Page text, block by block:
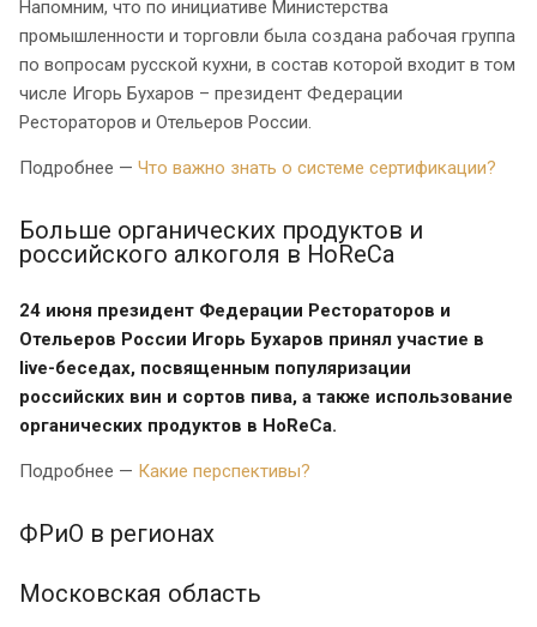
Напомним, что по инициативе Министерства
промышленности и торговли была создана рабочая группа
по вопросам русской кухни, в состав которой входит в том
числе Игорь Бухаров – президент Федерации
Рестораторов и Отельеров России.
Подробнее — Что важно знать о системе сертификации?
Больше органических продуктов и
российского алкоголя в HoReCa
24 июня президент Федерации Рестораторов и
Отельеров России Игорь Бухаров принял участие в
live-беседах, посвященным популяризации
российских вин и сортов пива, а также использование
органических продуктов в HoReCa.
Подробнее — Какие перспективы?
ФРиО в регионах
Московская область